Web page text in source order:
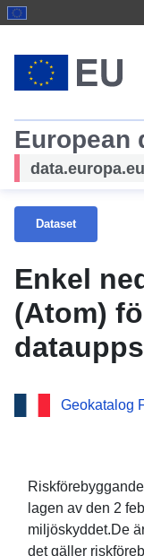
European
data.europa.eu
Dataset
Enkel
(Atom)
naturliga
Marsac
Geokatalog
lagen av den 2
miljöskyddet.De
det gäller